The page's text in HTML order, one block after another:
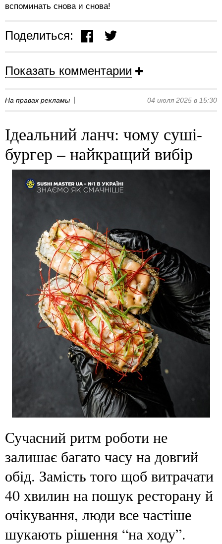
вспоминать снова и снова!
Поделиться:
Показать комментарии
На правах рекламы 04 июля 2025 в 15:30
Ідеальний ланч: чому суші-
бургер – найкращий вибір
Сучасний ритм роботи не
залишає багато часу на довгий
обід. Замість того щоб витрачати
40 хвилин на пошук ресторану й
очікування, люди все частіше
шукають рішення “на ходу”.